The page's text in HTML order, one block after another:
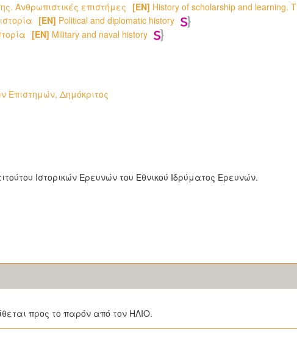
Ανθρωπιστικές επιστήμες [EN] History of scholarship and learning.
[EN] Political and diplomatic history
[EN] Military and naval history
Επιστημών, Δημόκριτος
Ιστορικών Ερευνών του Εθνικού Ιδρύματος Ερευνών.
προς το παρόν από τον ΗΛΙΟ.